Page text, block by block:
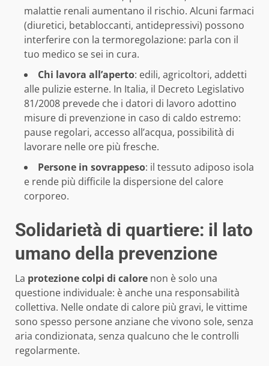
malattie renali aumentano il rischio. Alcuni farmaci
(diuretici, betabloccanti, antidepressivi) possono
interferire con la termoregolazione: parla con il
tuo medico se sei in cura.
Chi lavora all’aperto: edili, agricoltori, addetti
alle pulizie esterne. In Italia, il Decreto Legislativo
81/2008 prevede che i datori di lavoro adottino
misure di prevenzione in caso di caldo estremo:
pause regolari, accesso all’acqua, possibilità di
lavorare nelle ore più fresche.
Persone in sovrappeso: il tessuto adiposo isola
e rende più difficile la dispersione del calore
corporeo.
Solidarietà di quartiere: il lato
umano della prevenzione
La protezione colpi di calore non è solo una
questione individuale: è anche una responsabilità
collettiva. Nelle ondate di calore più gravi, le vittime
sono spesso persone anziane che vivono sole, senza
aria condizionata, senza qualcuno che le controlli
regolarmente.